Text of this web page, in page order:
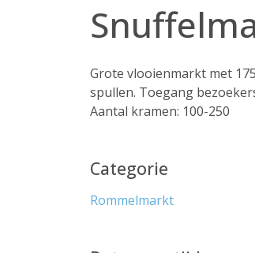
Grote vlooienmarkt met
spullen. Toegang
Aantal kramen: 100-250
Categorie
Rommelmarkt